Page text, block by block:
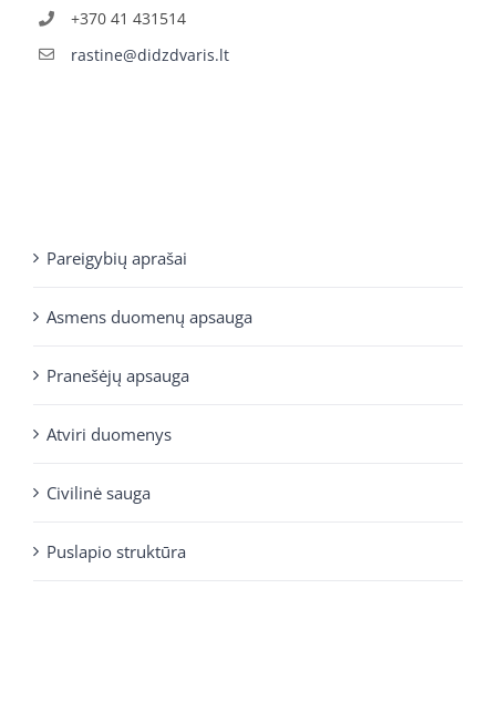
+370 41 431514
rastine@didzdvaris.lt
Pareigybių aprašai
Asmens duomenų apsauga
Pranešėjų apsauga
Atviri duomenys
Civilinė sauga
Puslapio struktūra